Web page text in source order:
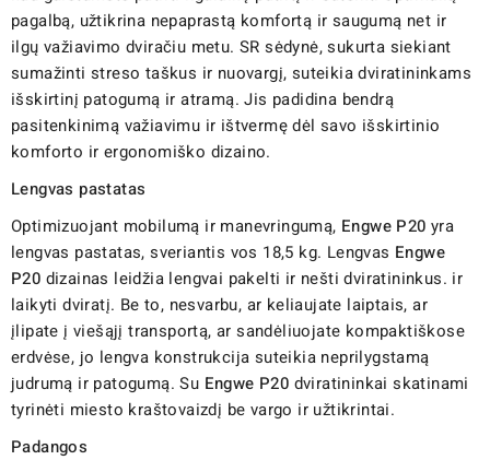
pagalbą, užtikrina nepaprastą komfortą ir saugumą net ir
ilgų važiavimo dviračiu metu. SR sėdynė, sukurta siekiant
sumažinti streso taškus ir nuovargį, suteikia dviratininkams
išskirtinį patogumą ir atramą. Jis padidina bendrą
pasitenkinimą važiavimu ir ištvermę dėl savo išskirtinio
komforto ir ergonomiško dizaino.
Lengvas pastatas
Optimizuojant mobilumą ir manevringumą, Engwe P20 yra
lengvas pastatas, sveriantis vos 18,5 kg. Lengvas Engwe
P20 dizainas leidžia lengvai pakelti ir nešti dviratininkus. ir
laikyti dviratį. Be to, nesvarbu, ar keliaujate laiptais, ar
įlipate į viešąjį transportą, ar sandėliuojate kompaktiškose
erdvėse, jo lengva konstrukcija suteikia neprilygstamą
judrumą ir patogumą. Su Engwe P20 dviratininkai skatinami
tyrinėti miesto kraštovaizdį be vargo ir užtikrintai.
Padangos